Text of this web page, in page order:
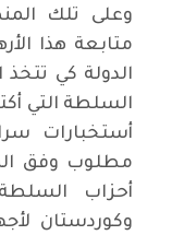
وعلى تلك
متابعة هذا
الدولة كي تتخذ
السلطة التي
أستخبارات
مطلوب وفق
أحزاب
وكوردستان